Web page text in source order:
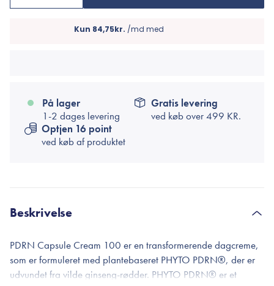
På lager
1-2 dages levering
Gratis levering
ved køb over499 KR.
Optjen 16 point
ved køb af produktet
Beskrivelse
PDRN Capsule Cream 100 er en transformerende dagcreme,
som er formuleret med plantebaseret PHYTO PDRN®, der er
udvundet fra vilde ginseng-rødder. PHYTO PDRN® er et